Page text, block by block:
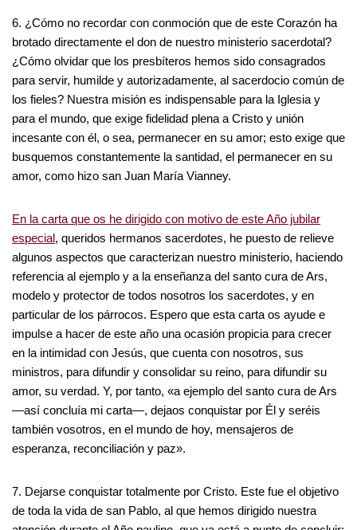
6. ¿Cómo no recordar con conmoción que de este Corazón ha
brotado directamente el don de nuestro ministerio sacerdotal?
¿Cómo olvidar que los presbíteros hemos sido consagrados
para servir, humilde y autorizadamente, al sacerdocio común de
los fieles? Nuestra misión es indispensable para la Iglesia y
para el mundo, que exige fidelidad plena a Cristo y unión
incesante con él, o sea, permanecer en su amor; esto exige que
busquemos constantemente la santidad, el permanecer en su
amor, como hizo san Juan María Vianney.
En la carta que os he dirigido con motivo de este Año jubilar
especial, queridos hermanos sacerdotes, he puesto de relieve
algunos aspectos que caracterizan nuestro ministerio, haciendo
referencia al ejemplo y a la enseñanza del santo cura de Ars,
modelo y protector de todos nosotros los sacerdotes, y en
particular de los párrocos. Espero que esta carta os ayude e
impulse a hacer de este año una ocasión propicia para crecer
en la intimidad con Jesús, que cuenta con nosotros, sus
ministros, para difundir y consolidar su reino, para difundir su
amor, su verdad. Y, por tanto, «a ejemplo del santo cura de Ars
—así concluía mi carta—, dejaos conquistar por Él y seréis
también vosotros, en el mundo de hoy, mensajeros de
esperanza, reconciliación y paz».
7. Dejarse conquistar totalmente por Cristo. Este fue el objetivo
de toda la vida de san Pablo, al que hemos dirigido nuestra